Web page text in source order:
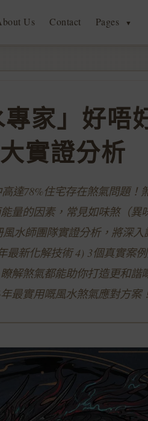
Us Contact Pages ▼
家」好唔
實證分析
達78%住宅存在煞氣問題！
量的因素，常見如味煞（異
水師團隊實證分析，將深
最新化解技術 4) 3個真實案
解煞氣都能助你打造更和諧
最實用嘅風水煞氣應對方案